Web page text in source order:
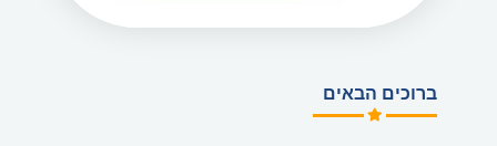
ברוכים הבאים​